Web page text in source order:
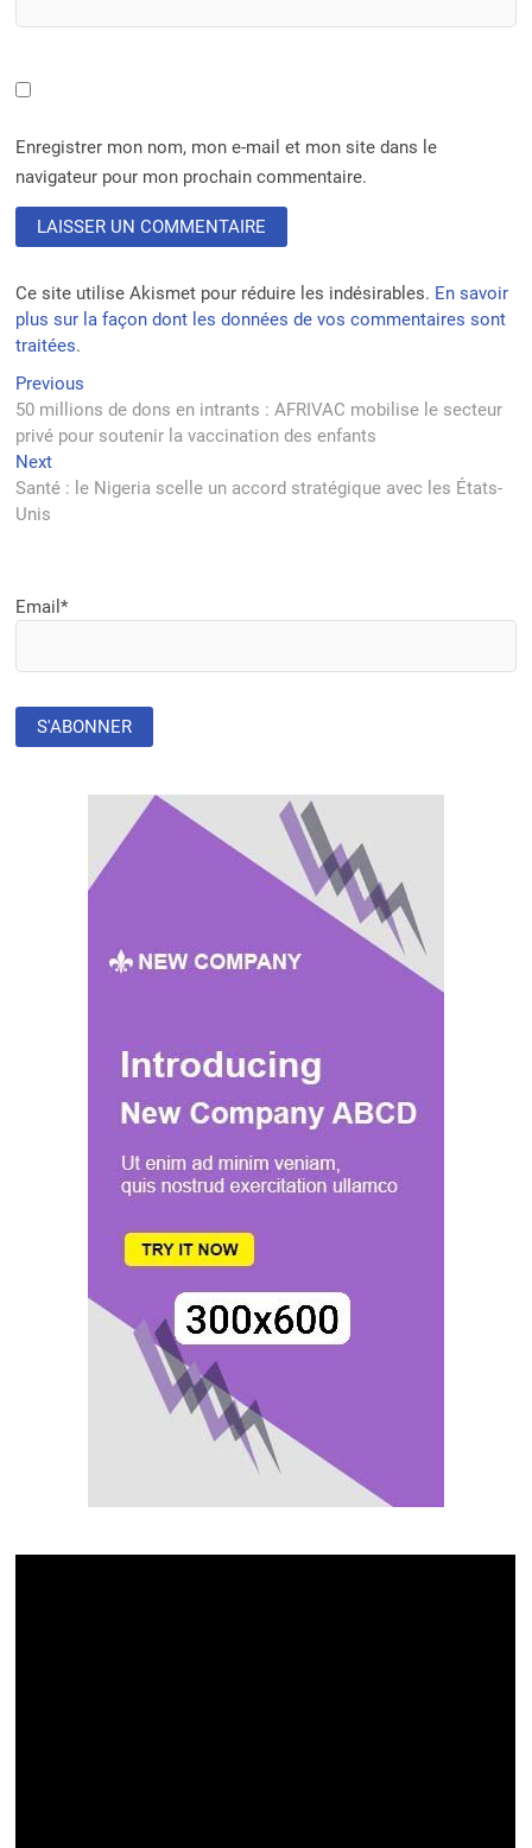
Enregistrer mon nom, mon e-mail et mon site dans le
navigateur pour mon prochain commentaire.
Ce site utilise Akismet pour réduire les indésirables. En savoir
plus sur la façon dont les données de vos commentaires sont
traitées.
Navigation
de
l’article
Previous
post:
50 millions de dons en intrants : AFRIVAC mobilise le secteur
privé pour soutenir la vaccination des enfants
NextNext
post:
Santé : le Nigeria scelle un accord stratégique avec les États-
Unis
Email*